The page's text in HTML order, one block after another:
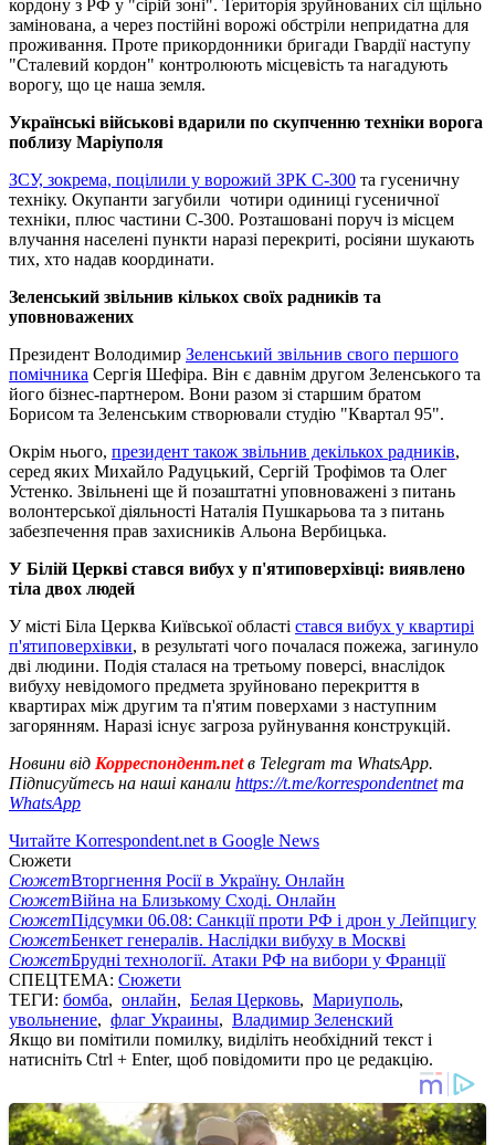
кордону з РФ у "сірій зоні". Територія зруйнованих сіл щільно
замінована, а через постійні ворожі обстріли непридатна для
проживання. Проте прикордонники бригади Гвардії наступу
"Сталевий кордон" контролюють місцевість та нагадують
ворогу, що це наша земля.
Українські військові вдарили по скупченню техніки ворога
поблизу Маріуполя
ЗСУ, зокрема, поцілили у ворожий ЗРК С-300 та гусеничну
техніку. Окупанти загубили чотири одиниці гусеничної
техніки, плюс частини С-300. Розташовані поруч із місцем
влучання населені пункти наразі перекриті, росіяни шукають
тих, хто надав координати.
Зеленський звільнив кількох своїх радників та
уповноважених
Президент Володимир Зеленський звільнив свого першого
помічника Сергія Шефіра. Він є давнім другом Зеленського та
його бізнес-партнером. Вони разом зі старшим братом
Борисом та Зеленським створювали студію "Квартал 95".
Окрім нього, президент також звільнив декількох радників,
серед яких Михайло Радуцький, Сергій Трофімов та Олег
Устенко. Звільнені ще й позаштатні уповноважені з питань
волонтерської діяльності Наталія Пушкарьова та з питань
забезпечення прав захисників Альона Вербицька.
У Білій Церкві стався вибух у п'ятиповерхівці: виявлено
тіла двох людей
У місті Біла Церква Київської області стався вибух у квартирі
п'ятиповерхівки, в результаті чого почалася пожежа, загинуло
дві людини. Подія сталася на третьому поверсі, внаслідок
вибуху невідомого предмета зруйновано перекриття в
квартирах між другим та п'ятим поверхами з наступним
загорянням. Наразі існує загроза руйнування конструкцій.
Новини від Корреспондент.netв Telegram та WhatsApp.
Підписуйтесь на наші канали https://t.me/korrespondentnetта
WhatsApp
Читайте Korrespondent.net в Google News
Сюжети
СюжетВторгнення Росії в Україну. Онлайн
СюжетВійна на Близькому Сході. Онлайн
СюжетПідсумки 06.08: Санкції проти РФ і дрон у Лейпцигу
СюжетБенкет генералів. Наслідки вибуху в Москві
СюжетБрудні технології. Атаки РФ на вибори у Франції
СПЕЦТЕМА: Сюжети
ТЕГИ: бомба, онлайн, Белая Церковь, Мариуполь,
увольнение, флаг Украины, Владимир Зеленский
Якщо ви помітили помилку, виділіть необхідний текст і
натисніть Ctrl + Enter, щоб повідомити про це редакцію.